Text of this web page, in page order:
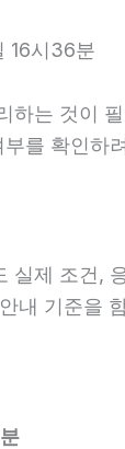
16시36분
하는 것이
를 확인
실제 조건
내 기준을